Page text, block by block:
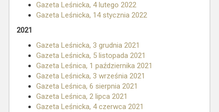
Gazeta Leśnicka, 4 lutego 2022
Gazeta Leśnicka, 14 stycznia 2022
2021
Gazeta Leśnicka, 3 grudnia 2021
Gazeta Leśnicka, 5 listopada 2021
Gazeta Leśnica, 1 października 2021
Gazeta Leśnicka, 3 września 2021
Gazeta Leśnica, 6 sierpnia 2021
Gazeta Leśnica, 2 lipca 2021
Gazeta Leśnicka, 4 czerwca 2021